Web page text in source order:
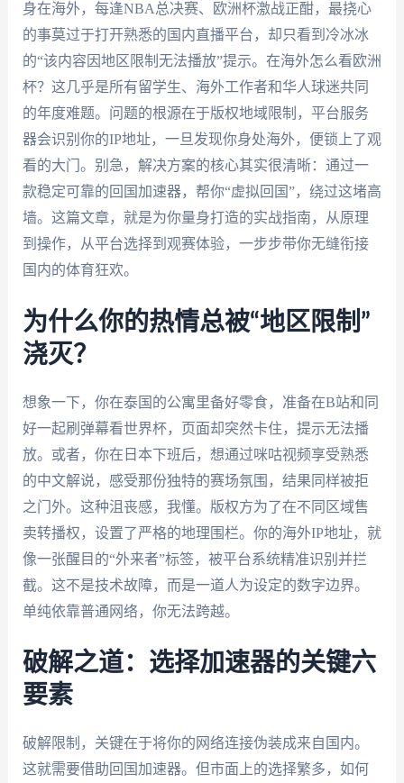
身在海外，每逢NBA总决赛、欧洲杯激战正酣，最挠心
的事莫过于打开熟悉的国内直播平台，却只看到冷冰冰
的“该内容因地区限制无法播放”提示。在海外怎么看欧洲
杯？这几乎是所有留学生、海外工作者和华人球迷共同
的年度难题。问题的根源在于版权地域限制，平台服务
器会识别你的IP地址，一旦发现你身处海外，便锁上了观
看的大门。别急，解决方案的核心其实很清晰：通过一
款稳定可靠的回国加速器，帮你“虚拟回国”，绕过这堵高
墙。这篇文章，就是为你量身打造的实战指南，从原理
到操作，从平台选择到观赛体验，一步步带你无缝衔接
国内的体育狂欢。
为什么你的热情总被“地区限制”
浇灭？
想象一下，你在泰国的公寓里备好零食，准备在B站和同
好一起刷弹幕看世界杯，页面却突然卡住，提示无法播
放。或者，你在日本下班后，想通过咪咕视频享受熟悉
的中文解说，感受那份独特的赛场氛围，结果同样被拒
之门外。这种沮丧感，我懂。版权方为了在不同区域售
卖转播权，设置了严格的地理围栏。你的海外IP地址，就
像一张醒目的“外来者”标签，被平台系统精准识别并拦
截。这不是技术故障，而是一道人为设定的数字边界。
单纯依靠普通网络，你无法跨越。
破解之道：选择加速器的关键六
要素
破解限制，关键在于将你的网络连接伪装成来自国内。
这就需要借助回国加速器。但市面上的选择繁多，如何